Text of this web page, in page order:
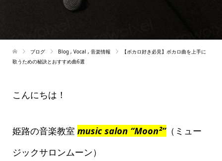
ブログ Blog , Vocal , 音楽情報
【ボカロ好き必見】ボカロ曲を上手に
歌うための秘訣とおすすめ曲6選
こんにちは！
姫路の音楽教室 music salon “Moon²”（ミュー
ジックサロンムーン）